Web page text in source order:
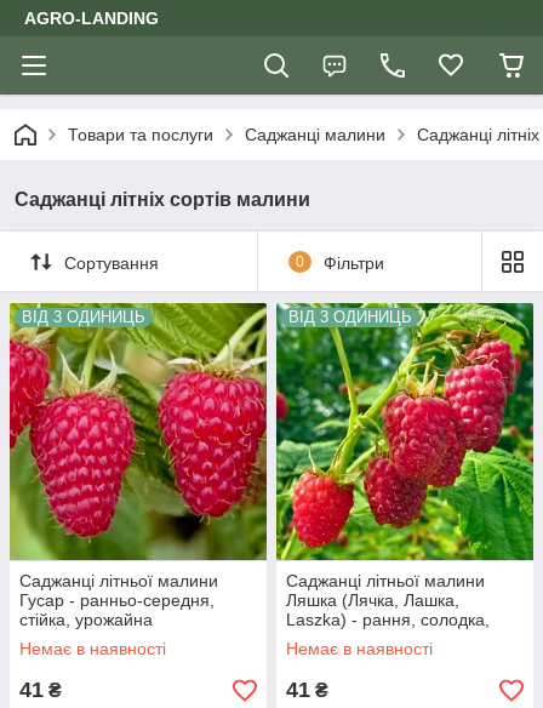
AGRO-LANDING
Товари та послуги Саджанці малини Саджанці
Саджанці літніх сортів малини
Сортування 0 Фільтри
ВІД 3 ОДИНИЦЬ
Саджанці літньої малини
Гусар - ранньо-середня,
стійка, урожайна
Немає в наявності
41 ₴
ВІД 3 ОДИНИЦЬ
Саджанці літньої малини
Ляшка (Лячка, Лашка,
Laszka) - рання, солодка,
транспортабельна
Немає в наявності
41 ₴